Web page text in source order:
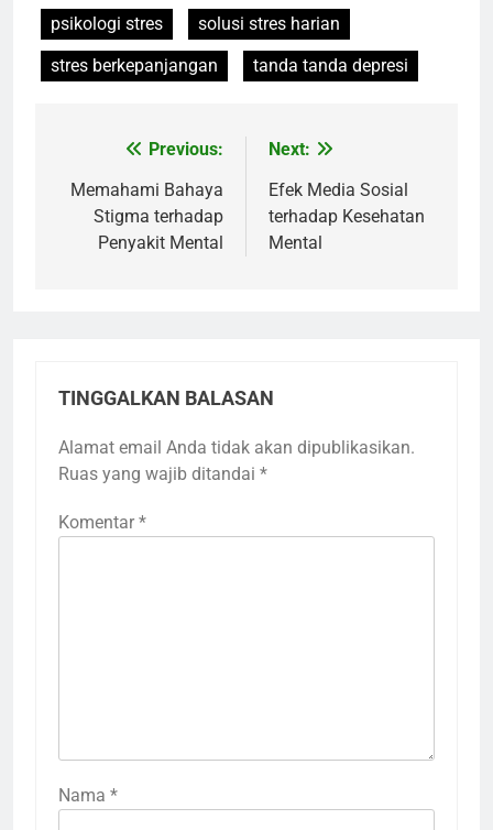
psikologi stres
solusi stres harian
stres berkepanjangan
tanda tanda depresi
Navigasi
pos
Previous:
Memahami Bahaya
Stigma terhadap
Penyakit Mental
Next:
Efek Media Sosial
terhadap Kesehatan
Mental
TINGGALKAN BALASAN
Alamat email Anda tidak akan dipublikasikan.
Ruas yang wajib ditandai *
Komentar *
Nama *